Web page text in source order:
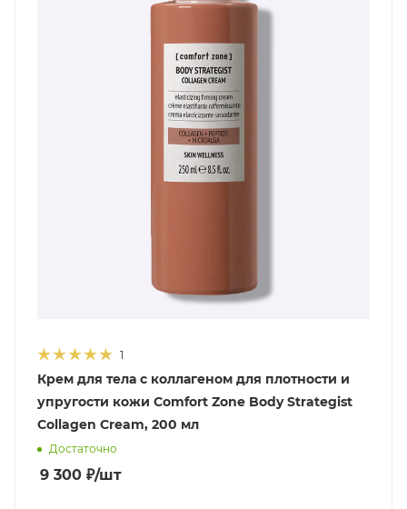
1
Крем для тела с коллагеном для плотности и
упругости кожи Comfort Zone Body Strategist
Collagen Cream, 200 мл
Достаточно
9 300 ₽/шт